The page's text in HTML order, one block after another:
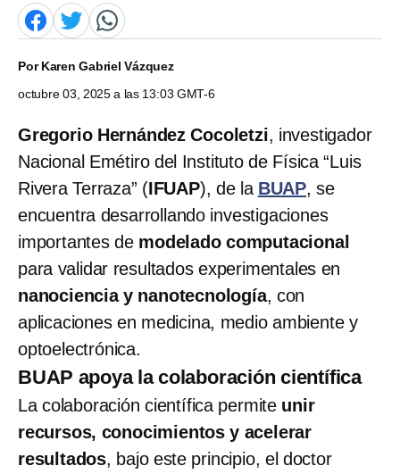
PorKaren Gabriel Vázquez
octubre 03, 2025 a las 13:03 GMT-6
Gregorio Hernández Cocoletzi, investigador
Nacional Emétiro del Instituto de Física “Luis
Rivera Terraza” (IFUAP), de la BUAP, se
encuentra desarrollando investigaciones
importantes de modelado computacional
para validar resultados experimentales en
nanociencia y nanotecnología, con
aplicaciones en medicina, medio ambiente y
optoelectrónica.
BUAP apoya la colaboración científica
La colaboración científica permite unir
recursos, conocimientos y acelerar
resultados, bajo este principio, el doctor